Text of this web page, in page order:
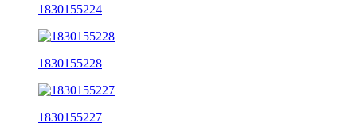
1830155224
1830155228
1830155227